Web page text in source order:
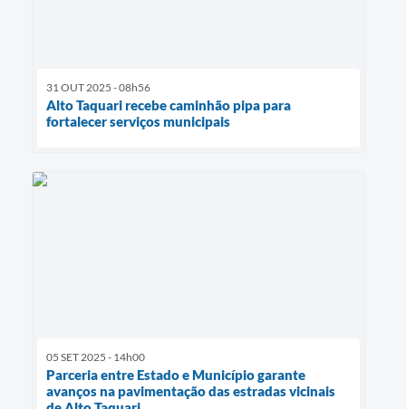
31 OUT 2025 - 08h56
Alto Taquari recebe caminhão pipa para
fortalecer serviços municipais
05 SET 2025 - 14h00
Parceria entre Estado e Município garante
avanços na pavimentação das estradas vicinais